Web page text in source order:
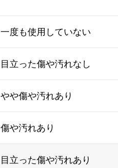
一度も使用していない
目立った傷や汚れなし
やや傷や汚れあり
傷や汚れあり
目立った傷や汚れあり